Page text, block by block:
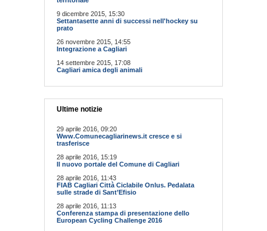
9 dicembre 2015, 15:30
Settantasette anni di successi nell'hockey su
prato
26 novembre 2015, 14:55
Integrazione a Cagliari
14 settembre 2015, 17:08
Cagliari amica degli animali
Ultime notizie
29 aprile 2016, 09:20
Www.Comunecagliarinews.it cresce e si
trasferisce
28 aprile 2016, 15:19
Il nuovo portale del Comune di Cagliari
28 aprile 2016, 11:43
FIAB Cagliari Città Ciclabile Onlus. Pedalata
sulle strade di Sant’Efisio
28 aprile 2016, 11:13
Conferenza stampa di presentazione dello
European Cycling Challenge 2016